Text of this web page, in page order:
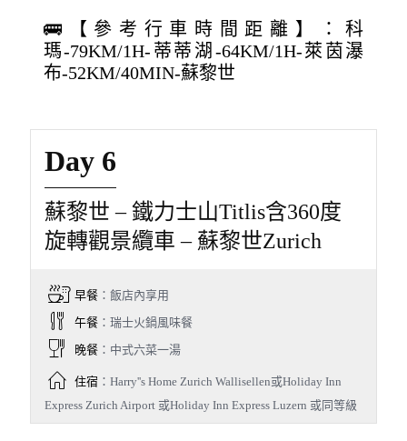
🚌【參考行車時間距離】：科
瑪-79KM/1H-蒂蒂湖-64KM/1H-萊茵瀑
布-52KM/40MIN-蘇黎世
Day 6
蘇黎世 – 鐵力士山Titlis含360度
旋轉觀景纜車 – 蘇黎世Zurich
早餐：飯店內享用
午餐：瑞士火鍋風味餐
晚餐：中式六菜一湯
住宿：Harry''s Home Zurich Wallisellen或Holiday Inn
Express Zurich Airport 或Holiday Inn Express Luzern 或同等級